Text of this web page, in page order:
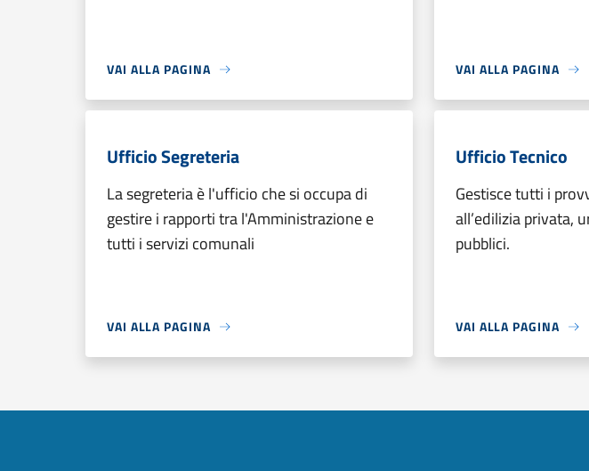
VAI ALLA PAGINA VAI ALLA PAGINA
Ufficio Segreteria
La segreteria è l'ufficio che si occupa di
gestire i rapporti tra l'Amministrazione e
tutti i servizi comunali
VAI ALLA PAGINA
Ufficio Tecnico
Gestisce tutti i
all’edilizia privata,
pubblici.
VAI ALLA PAGINA